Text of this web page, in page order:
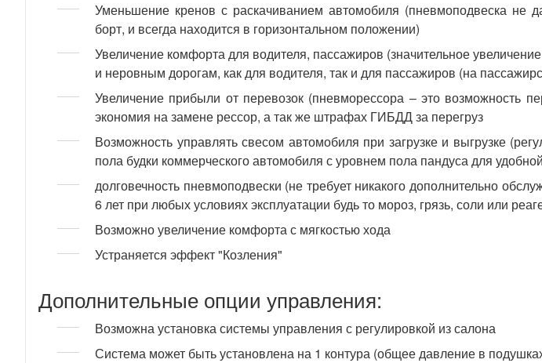
Уменьшение кренов с раскачиванием автомобиля (пневмоподвеска не
борт, и всегда находится в горизонтальном положении)
Увеличение комфорта для водителя, пассажиров (значительное
и неровным дорогам, как для водителя, так и для пассажиров (на
Увеличение прибыли от перевозок (пневморессора – это возможность
экономия на замене рессор, а так же штрафах ГИБДД за перегруз
Возможность управлять свесом автомобиля при загрузке и выгрузке
пола будки коммерческого автомобиля с уровнем пола пандуса для удобной
долговечность пневмоподвески (не требует никакого дополнительно
6 лет при любых условиях эксплуатации будь то мороз, грязь, соли или
Возможно увеличение комфорта с мягкостью хода
Устраняется эффект "Козления"
Дополнительные опции управления:
Возможна установка системы управления с регулировкой из салона
Система может быть установлена на 1 контура (общее давление в